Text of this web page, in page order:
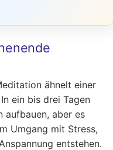
ähnelt einer
ein bis drei Tagen
aufbauen, aber es
Umgang mit Stress,
entstehen.